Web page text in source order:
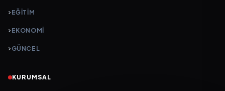
EĞİTİM
EKONOMİ
GÜNCEL
KURUMSAL